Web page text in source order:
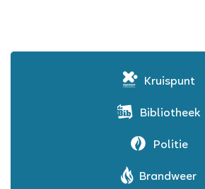
Kruispunt
Bibliotheek
Politie
Brandweer